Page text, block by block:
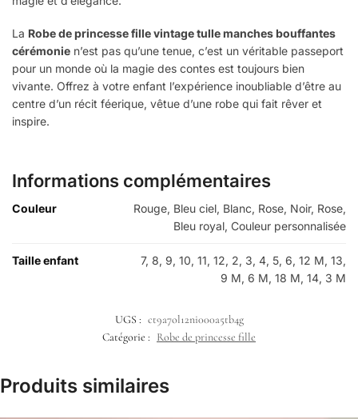
La Robe de princesse fille vintage tulle manches bouffantes
cérémonie n’est pas qu’une tenue, c’est un véritable passeport
pour un monde où la magie des contes est toujours bien
vivante. Offrez à votre enfant l’expérience inoubliable d’être au
centre d’un récit féerique, vêtue d’une robe qui fait rêver et
inspire.
Informations complémentaires
Couleur
Rouge, Bleu ciel, Blanc, Rose, Noir, Rose,
Bleu royal, Couleur personnalisée
Taille enfant
7, 8, 9, 10, 11, 12, 2, 3, 4, 5, 6, 12 M, 13,
9 M, 6 M, 18 M, 14, 3 M
UGS : ct9a7ol12ni000a5tb4g
Catégorie : Robe de princesse fille
Produits similaires